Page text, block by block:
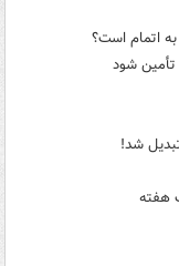
اتمام است؟
شود
شد!